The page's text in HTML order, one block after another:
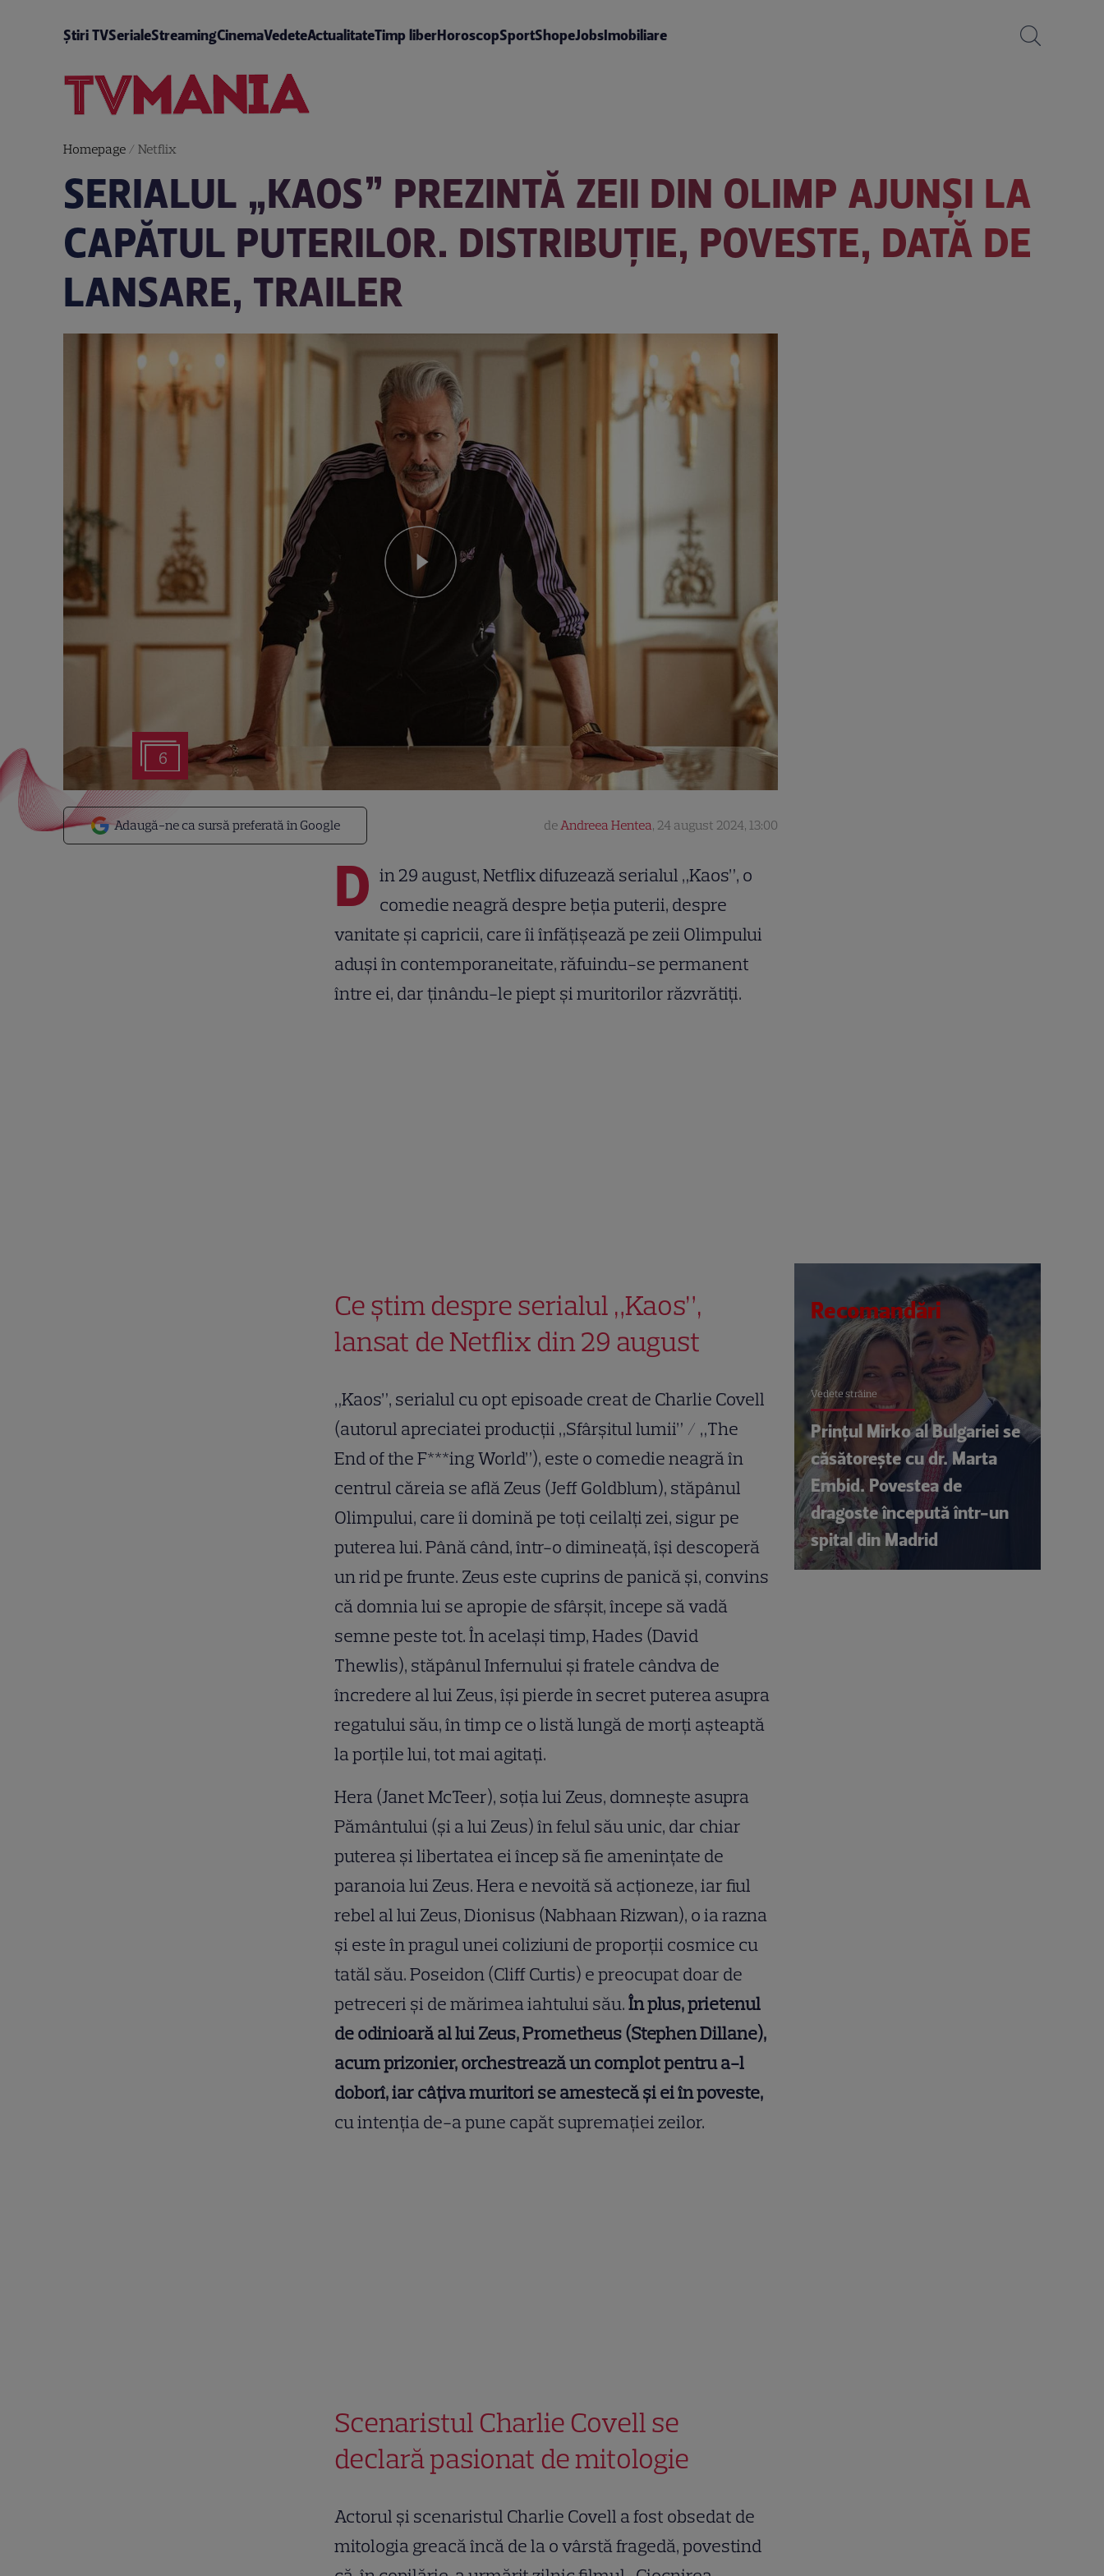
Știri TVSerialeStreamingCinemaVedeteActualitateTimp liberHoroscopSportShopeJobsImobiliare
Homepage/ Netflix
SERIALUL „KAOS” PREZINTĂ ZEII DIN OLIMP AJUNȘI LA
CAPĂTUL PUTERILOR. DISTRIBUȚIE, POVESTE, DATĂ DE
LANSARE, TRAILER
6
Adaugă-ne ca sursă preferată în Google deAndreea Hentea, 24 august 2024, 13:00
D in 29 august, Netflix difuzează serialul „Kaos”, o
comedie neagră despre beția puterii, despre
vanitate și capricii, care îi înfățișează pe zeii Olimpului
aduși în contemporaneitate, răfuindu-se permanent
între ei, dar ținându-le piept și muritorilor răzvrătiți.
Ce știm despre serialul „Kaos”,
lansat de Netflix din 29 august
„Kaos”, serialul cu opt episoade creat de Charlie Covell
(autorul apreciatei producții „Sfârșitul lumii” / „The
End of the F***ing World”), este o comedie neagră în
centrul căreia se află Zeus (Jeff Goldblum), stăpânul
Olimpului, care îi domină pe toți ceilalți zei, sigur pe
puterea lui. Până când, într-o dimineață, își descoperă
un rid pe frunte. Zeus este cuprins de panică și, convins
că domnia lui se apropie de sfârșit, începe să vadă
semne peste tot. În același timp, Hades (David
Thewlis), stăpânul Infernului și fratele cândva de
încredere al lui Zeus, își pierde în secret puterea asupra
regatului său, în timp ce o listă lungă de morți așteaptă
la porțile lui, tot mai agitați.
Hera (Janet McTeer), soția lui Zeus, domnește asupra
Pământului (și a lui Zeus) în felul său unic, dar chiar
puterea și libertatea ei încep să fie amenințate de
paranoia lui Zeus. Hera e nevoită să acționeze, iar fiul
rebel al lui Zeus, Dionisus (Nabhaan Rizwan), o ia razna
și este în pragul unei coliziuni de proporții cosmice cu
tatăl său. Poseidon (Cliff Curtis) e preocupat doar de
petreceri și de mărimea iahtului său.În plus, prietenul
de odinioară al lui Zeus, Prometheus (Stephen Dillane),
acum prizonier, orchestrează un complot pentru a-l
doborî, iar câțiva muritori se amestecă și ei în poveste,
cu intenția de-a pune capăt supremației zeilor.
Scenaristul Charlie Covell se
declară pasionat de mitologie
Actorul și scenaristul Charlie Covell a fost obsedat de
mitologia greacă încă de la o vârstă fragedă, povestind
Recomandări
Vedete străine
Prințul Mirko al Bulgariei se
căsătorește cu dr. Marta
Embid. Povestea de
dragoste începută într-un
spital din Madrid